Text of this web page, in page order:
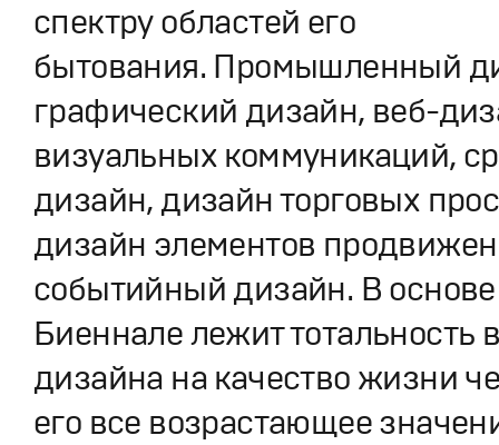
спектру областей его
бытования. Промышленный
графический дизайн, веб-
визуальных коммуникаций,
дизайн, дизайн торговых
дизайн элементов
событийный дизайн. В
Биеннале лежит тотальность
дизайна на качество жизни
его все возрастающее